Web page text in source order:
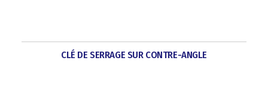
CLÉ DE SERRAGE SUR CONTRE-ANGLE